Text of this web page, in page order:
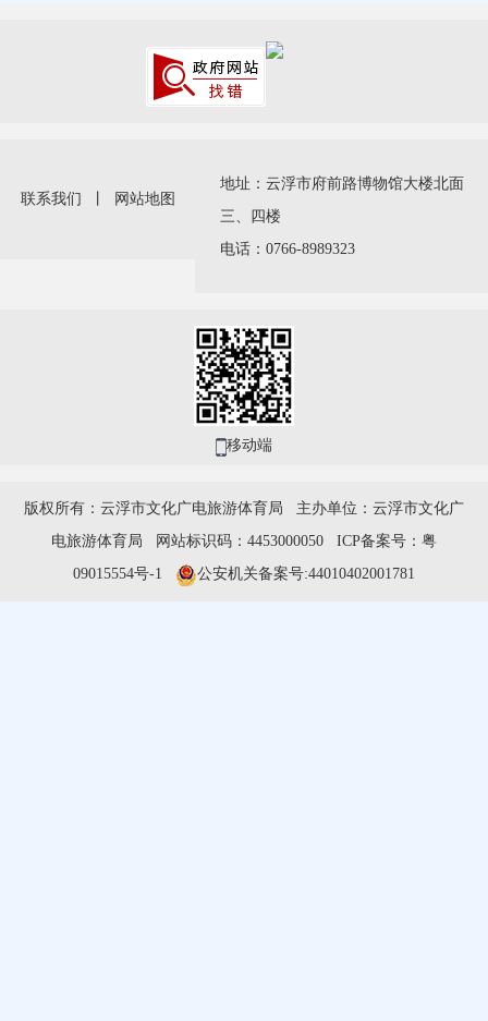
联系我们 网站地图
地址：云浮市府前路博物馆大楼北面
三、四楼
电话：0766-8989323
移动端
版权所有：云浮市文化广电旅游体育局 主办单位：云浮市文化广
电旅游体育局 网站标识码：4453000050 ICP备案号：粤
09015554号-1
公安机关备案号:44010402001781